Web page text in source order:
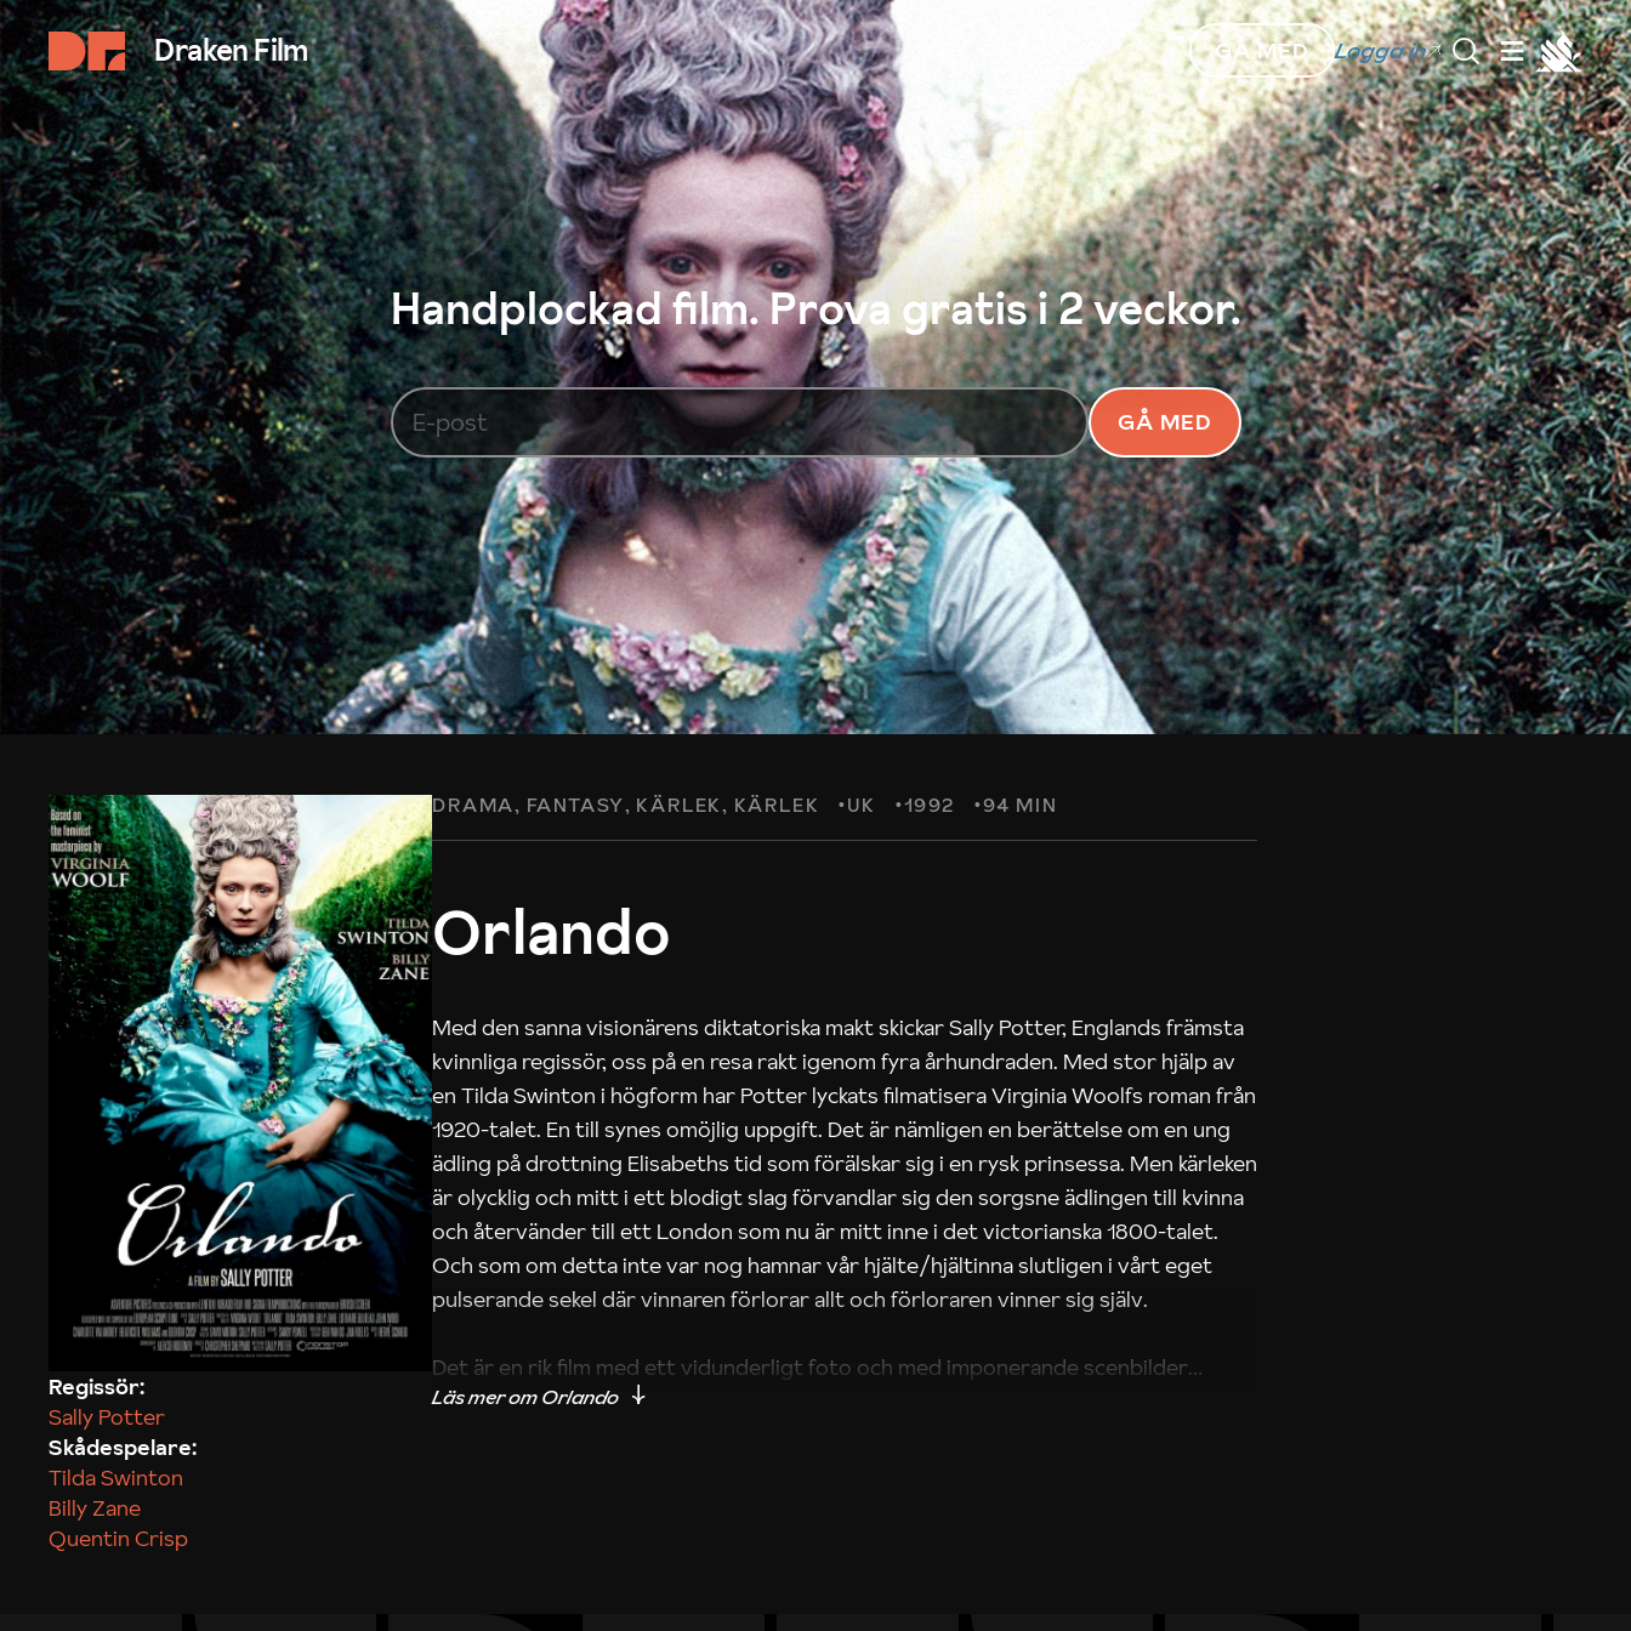
Draken Film GÅ MED Logga in
Handplockad film. Prova gratis i 2 veckor.
GÅ MED
DRAMA FANTASY KÄRLEK KÄRLEK UK 1992 94 MIN
Orlando
Med den sanna visionärens diktatoriska makt skickar Sally Potter, Englands främsta
kvinnliga regissör, oss på en resa rakt igenom fyra århundraden. Med stor hjälp av
en Tilda Swinton i högform har Potter lyckats filmatisera Virginia Woolfs roman från
1920-talet. En till synes omöjlig uppgift. Det är nämligen en berättelse om en ung
ädling på drottning Elisabeths tid som förälskar sig i en rysk prinsessa. Men kärleken
är olycklig och mitt i ett blodigt slag förvandlar sig den sorgsne ädlingen till kvinna
och återvänder till ett London som nu är mitt inne i det victorianska 1800-talet.
Och som om detta inte var nog hamnar vår hjälte/hjältinna slutligen i vårt eget
pulserande sekel där vinnaren förlorar allt och förloraren vinner sig själv.
Det är en rik film med ett vidunderligt foto och med imponerande scenbilder
signerade Ben van Os och Jan Roelf, scenografer i Peter Greenaways samtliga
Regissör:
Sally Potter
Skådespelare:
Tilda Swinton
Billy Zane
Quentin Crisp